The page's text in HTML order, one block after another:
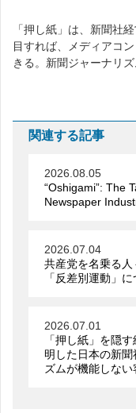
「押し紙」は、新聞社
目すれば、メディアコ
きる。新聞ジャーナリ
関連する記事
2026.08.05
“Oshigami”: The
Newspaper
2026.07.04
共産党を名乗る人
「反差別運動」
2026.07.01
「押し紙」を隠
明した日本の新
ズムが機能しな